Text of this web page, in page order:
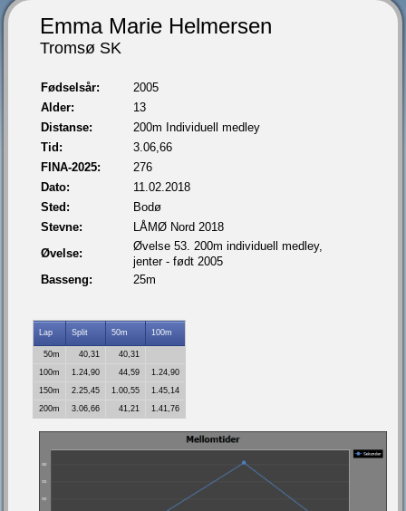
Emma Marie Helmersen
Tromsø SK
Fødselsår:
2005
Alder:
13
Distanse:
200m Individuell medley
Tid:
3.06,66
FINA-2025:
276
Dato:
11.02.2018
Sted:
Bodø
Stevne:
LÅMØ Nord 2018
Øvelse:
Øvelse 53. 200m individuell medley,
jenter - født 2005
Basseng:
25m
Lap Split 50m 100m
50m 40,31
40,31
100m
1.24,90 44,59
1.24,90
150m
2.25,45 1.00,55
1.45,14
200m
3.06,66 41,21 1.41,76